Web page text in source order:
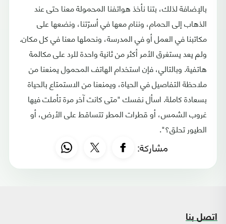
بالإضافة لذلك، بتنا نأخذ هواتفنا المحمولة معنا حتى عند
الذهاب إلى الحمام، وننام معها في أسرّتنا، ونضعها على
مكاتبنا في العمل أو في المدرسة، ونحملها معنا في كل مكان.
ولم يعد يستغرق الأمر أكثر من ثانية واحدة للرد على مكالمة
هاتفية. وبالتالي، فإن استخدام الهاتف المحمول يمنعنا من
ملاحظة التفاصيل في الحياة، ويمنعنا من الاستمتاع بالحياة
بسعادة كاملة. اسأل نفسك "متى كانت آخر مرة تأملت فيها
غروب الشمس، أو قطرات المطر تتساقط على الأرض، أو
الطيور تحلق؟".
مشاركة:
اتصل بنا